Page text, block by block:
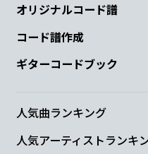
オリジナルコード譜
コード譜作成
ギターコードブック
人気曲ランキング
人気アーティストランキ